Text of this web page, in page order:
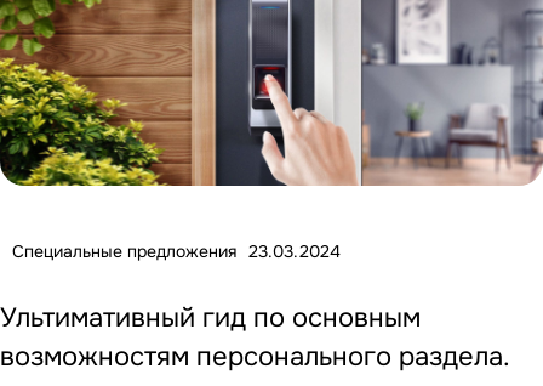
Специальные предложения 23.03.2024
Ультимативный гид по основным
возможностям персонального раздела.